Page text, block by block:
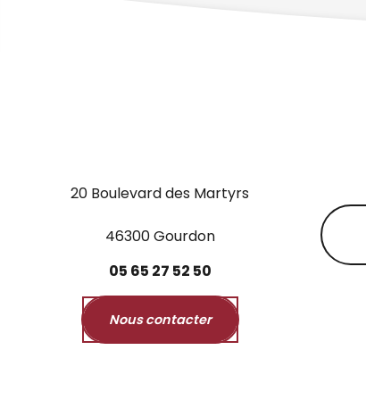
20 Boulevard des Martyrs
46300 Gourdon
05 65 27 52 50
Nous contacter